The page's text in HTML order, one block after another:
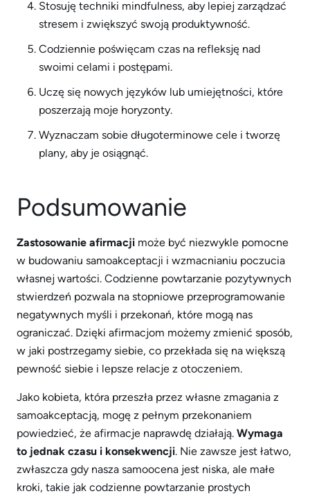
Stosuję techniki mindfulness, aby lepiej zarządzać
stresem i zwiększyć swoją produktywność.
Codziennie poświęcam czas na refleksję nad
swoimi celami i postępami.
Uczę się nowych języków lub umiejętności, które
poszerzają moje horyzonty.
Wyznaczam sobie długoterminowe cele i tworzę
plany, aby je osiągnąć.
Podsumowanie
Zastosowanie afirmacji może być niezwykle pomocne
w budowaniu samoakceptacji i wzmacnianiu poczucia
własnej wartości. Codzienne powtarzanie pozytywnych
stwierdzeń pozwala na stopniowe przeprogramowanie
negatywnych myśli i przekonań, które mogą nas
ograniczać. Dzięki afirmacjom możemy zmienić sposób,
w jaki postrzegamy siebie, co przekłada się na większą
pewność siebie i lepsze relacje z otoczeniem.
Jako kobieta, która przeszła przez własne zmagania z
samoakceptacją, mogę z pełnym przekonaniem
powiedzieć, że afirmacje naprawdę działają. Wymaga
to jednak czasu i konsekwencji. Nie zawsze jest łatwo,
zwłaszcza gdy nasza samoocena jest niska, ale małe
kroki, takie jak codzienne powtarzanie prostych